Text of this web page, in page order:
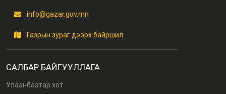
info@gazar.gov.mn
Газрын зураг дээрх байршил
САЛБАР БАЙГУУЛЛАГА
Улаанбаатар хот